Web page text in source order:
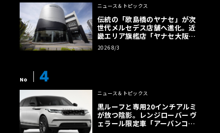
ニュース＆トピックス
伝統の「歌島橋のヤナセ」が次
世代メルセデス店舗へ進化。近
畿エリア旗艦店「ヤナセ大阪支
店」がリニューアル
2026 8/3
No 4
ニュース＆トピックス
黒ルーフと専用20インチアルミ
が放つ陰影。レンジローバー ヴ
ェラール限定車「アーバンコン